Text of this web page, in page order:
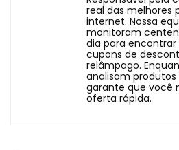
real das melhores
internet. Nossa
monitoram
dia para
cupons de
relâmpago.
analisam
garante que você
oferta rápida.